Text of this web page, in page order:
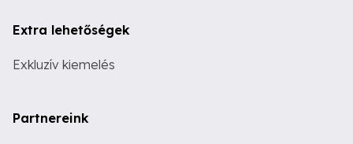
Extra lehetőségek
Exkluzív kiemelés
Partnereink